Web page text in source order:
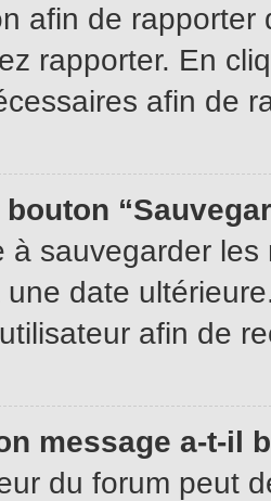
afin de
rapporter. En
afin de
bouton
à sauvegarder
date
afin de
message a-t-il
du forum peut